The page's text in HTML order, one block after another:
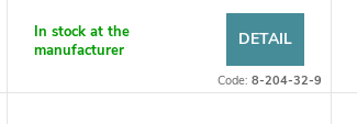
In stock at the
manufacturer
DETAIL
Code: 8-204-32-9